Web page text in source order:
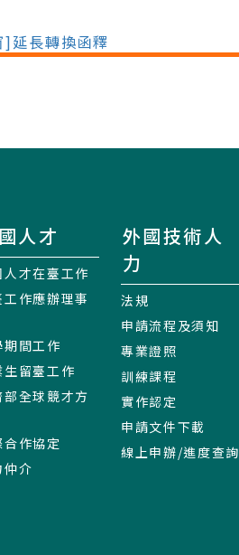
延長轉換函釋
人才
人才在臺工作
工作應辦理事
期間工作
生留臺工作
部全球競才方
合作協定
仲介
外國技術人
力
法規
申請流程及須知
專業證照
訓練課程
實作認定
申請文件下載
線上申辦/進度查詢